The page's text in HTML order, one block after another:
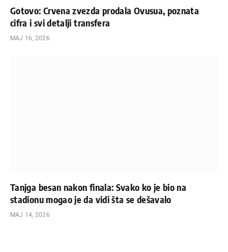
Gotovo: Crvena zvezda prodala Ovusua, poznata
cifra i svi detalji transfera
МАЈ 16, 2026
Tanjga besan nakon finala: Svako ko je bio na
stadionu mogao je da vidi šta se dešavalo
МАЈ 14, 2026